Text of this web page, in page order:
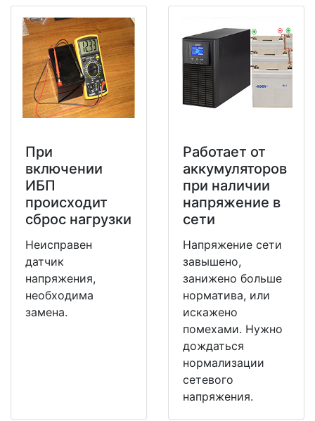
При
включении
ИБП
происходит
сброс нагрузки
Неисправен
датчик
напряжения,
необходима
замена.
Работает от
аккумуляторов
при наличии
напряжение в
сети
Напряжение сети
завышено,
занижено больше
норматива, или
искажено
помехами. Нужно
дождаться
нормализации
сетевого
напряжения.